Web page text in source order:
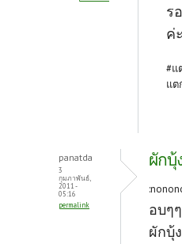
ร
ค่ะ
#แ
แต
panatda
3
กุมภาพันธ์,
2011 -
05:16
permalink
ผักบุ้
อบๆ
ผักบุ้